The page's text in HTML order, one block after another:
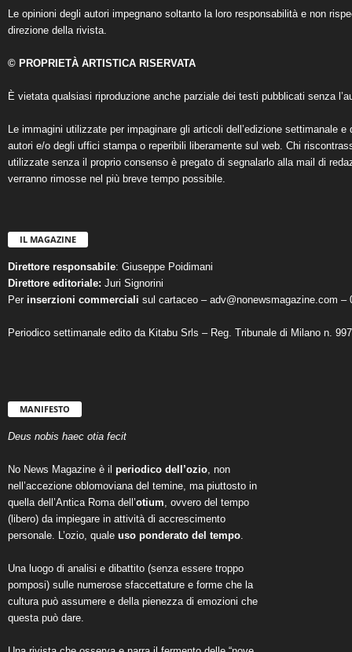
Le opinioni degli autori impegnano soltanto la loro responsabilità e non
direzione della rivista.
© PROPRIETÀ ARTISTICA RISERVATA
È vietata qualsiasi riproduzione anche parziale dei testi pubblicati senza
Le immagini utilizzate per impaginare gli articoli dell’edizione settimanale
autori e/o degli uffici stampa o reperibili liberamente sul web. Chi
utilizzate senza il proprio consenso è pregato di segnalarlo alla mail di
verranno rimosse nel più breve tempo possibile.
IL MAGAZINE
Direttore responsabile: Giuseppe Poidimani
Direttore editoriale: Juri Signorini
Per inserzioni commerciali sul cartaceo – adv@nonewsmagazine.com –
Periodico settimanale edito da Kitabu Srls – Reg. Tribunale di Milano n.
MANIFESTO
Deus nobis haec otia fecit
No News Magazine è il periodico dell’ozio, non
nell’accezione oblomoviana del temine, ma piuttosto in
quella dell’Antica Roma dell’otium, ovvero del tempo
(libero) da impiegare in attività di accrescimento
personale. L’ozio, quale uso ponderato del tempo.
Una luogo di analisi e dibattito (senza essere troppo
pomposi) sulle numerose sfaccettature e forme che la
cultura può assumere e della pienezza di emozioni che
questa può dare.